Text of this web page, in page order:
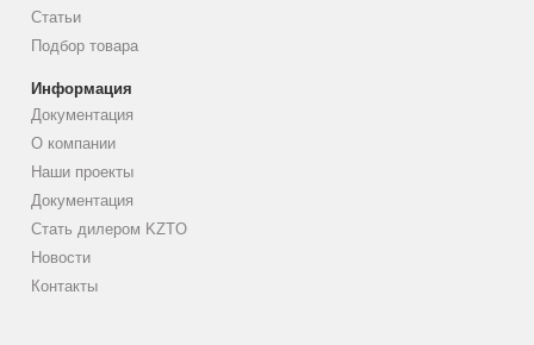
Статьи
Подбор товара
Информация
Документация
О компании
Наши проекты
Документация
Стать дилером KZTO
Новости
Контакты